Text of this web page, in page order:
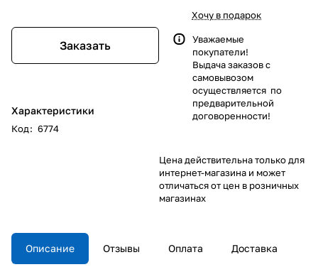
Заказать
Характеристики
Код: 6774
Хочу в подарок
Уважаемые
покупатели!
Выдача заказов с
самовывозом
осуществляется по
предварительной
договоренности!
Цена действительна только для
интернет-магазина и может
отличаться от цен в розничных
магазинах
Описание Отзывы Оплата Доставка